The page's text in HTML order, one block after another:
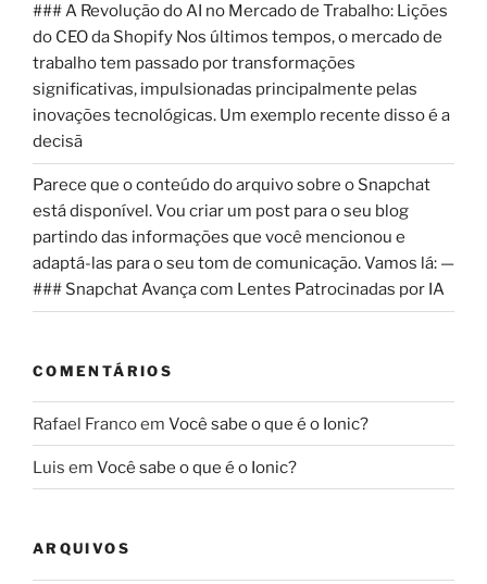
### A Revolução do AI no Mercado de Trabalho: Lições
do CEO da Shopify Nos últimos tempos, o mercado de
trabalho tem passado por transformações
significativas, impulsionadas principalmente pelas
inovações tecnológicas. Um exemplo recente disso é a
decisã
Parece que o conteúdo do arquivo sobre o Snapchat
está disponível. Vou criar um post para o seu blog
partindo das informações que você mencionou e
adaptá-las para o seu tom de comunicação. Vamos lá: —
### Snapchat Avança com Lentes Patrocinadas por IA
COMENTÁRIOS
Rafael Francoem Você sabe o que é o Ionic?
Luis em Você sabe o que é o Ionic?
ARQUIVOS